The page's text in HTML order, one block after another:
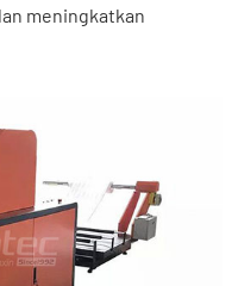
meningkatkan